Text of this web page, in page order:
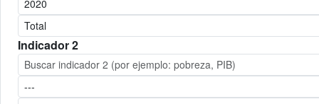
Indicador 2